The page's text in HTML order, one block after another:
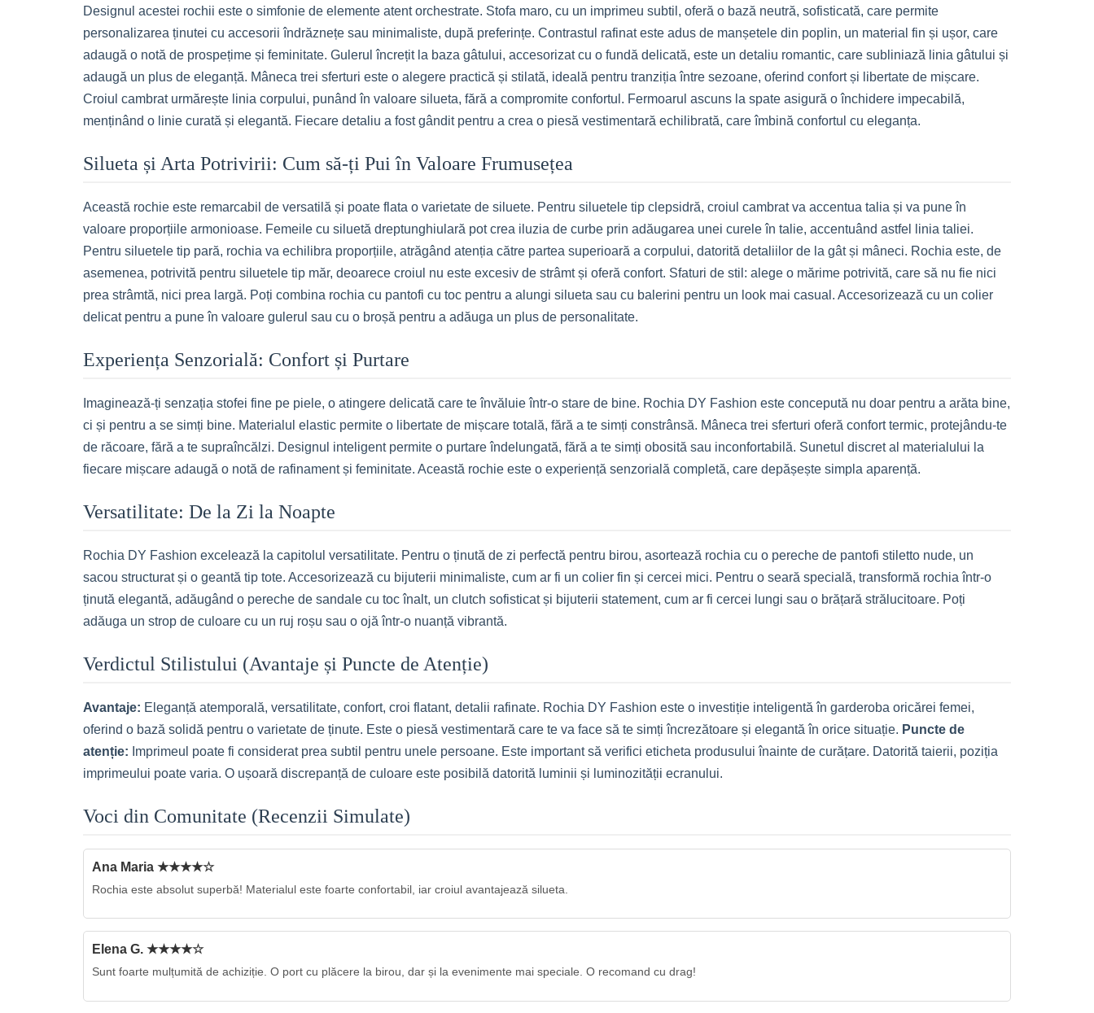
Designul acestei rochii este o simfonie de elemente atent orchestrate. Stofa maro, cu un imprimeu subtil, oferă o bază neutră, sofisticată, care permite
personalizarea ținutei cu accesorii îndrăznețe sau minimaliste, după preferințe. Contrastul rafinat este adus de manșetele din poplin, un material fin și ușor, care
adaugă o notă de prospețime și feminitate. Gulerul încrețit la baza gâtului, accesorizat cu o fundă delicată, este un detaliu romantic, care subliniază linia gâtului și
adaugă un plus de eleganță. Mâneca trei sferturi este o alegere practică și stilată, ideală pentru tranziția între sezoane, oferind confort și libertate de mișcare.
Croiul cambrat urmărește linia corpului, punând în valoare silueta, fără a compromite confortul. Fermoarul ascuns la spate asigură o închidere impecabilă,
menținând o linie curată și elegantă. Fiecare detaliu a fost gândit pentru a crea o piesă vestimentară echilibrată, care îmbină confortul cu eleganța.
Silueta și Arta Potrivirii: Cum să-ți Pui în Valoare Frumusețea
Această rochie este remarcabil de versatilă și poate flata o varietate de siluete. Pentru siluetele tip clepsidră, croiul cambrat va accentua talia și va pune în
valoare proporțiile armonioase. Femeile cu siluetă dreptunghiulară pot crea iluzia de curbe prin adăugarea unei curele în talie, accentuând astfel linia taliei.
Pentru siluetele tip pară, rochia va echilibra proporțiile, atrăgând atenția către partea superioară a corpului, datorită detaliilor de la gât și mâneci. Rochia este, de
asemenea, potrivită pentru siluetele tip măr, deoarece croiul nu este excesiv de strâmt și oferă confort. Sfaturi de stil: alege o mărime potrivită, care să nu fie nici
prea strâmtă, nici prea largă. Poți combina rochia cu pantofi cu toc pentru a alungi silueta sau cu balerini pentru un look mai casual. Accesorizează cu un colier
delicat pentru a pune în valoare gulerul sau cu o broșă pentru a adăuga un plus de personalitate.
Experiența Senzorială: Confort și Purtare
Imaginează-ți senzația stofei fine pe piele, o atingere delicată care te învăluie într-o stare de bine. Rochia DY Fashion este concepută nu doar pentru a arăta bine,
ci și pentru a se simți bine. Materialul elastic permite o libertate de mișcare totală, fără a te simți constrânsă. Mâneca trei sferturi oferă confort termic, protejându-te
de răcoare, fără a te supraîncălzi. Designul inteligent permite o purtare îndelungată, fără a te simți obosită sau inconfortabilă. Sunetul discret al materialului la
fiecare mișcare adaugă o notă de rafinament și feminitate. Această rochie este o experiență senzorială completă, care depășește simpla aparență.
Versatilitate: De la Zi la Noapte
Rochia DY Fashion excelează la capitolul versatilitate. Pentru o ținută de zi perfectă pentru birou, asortează rochia cu o pereche de pantofi stiletto nude, un
sacou structurat și o geantă tip tote. Accesorizează cu bijuterii minimaliste, cum ar fi un colier fin și cercei mici. Pentru o seară specială, transformă rochia într-o
ținută elegantă, adăugând o pereche de sandale cu toc înalt, un clutch sofisticat și bijuterii statement, cum ar fi cercei lungi sau o brățară strălucitoare. Poți
adăuga un strop de culoare cu un ruj roșu sau o ojă într-o nuanță vibrantă.
Verdictul Stilistului (Avantaje și Puncte de Atenție)
Avantaje: Eleganță atemporală, versatilitate, confort, croi flatant, detalii rafinate. Rochia DY Fashion este o investiție inteligentă în garderoba oricărei femei,
oferind o bază solidă pentru o varietate de ținute. Este o piesă vestimentară care te va face să te simți încrezătoare și elegantă în orice situație. Puncte de
atenție: Imprimeul poate fi considerat prea subtil pentru unele persoane. Este important să verifici eticheta produsului înainte de curățare. Datorită taierii, poziția
imprimeului poate varia. O ușoară discrepanță de culoare este posibilă datorită luminii și luminozității ecranului.
Voci din Comunitate (Recenzii Simulate)
Ana Maria ★★★★☆
Rochia este absolut superbă! Materialul este foarte confortabil, iar croiul avantajează silueta.
Elena G. ★★★★☆
Sunt foarte mulțumită de achiziție. O port cu plăcere la birou, dar și la evenimente mai speciale. O recomand cu drag!